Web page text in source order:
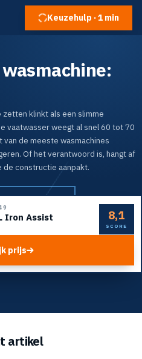
Keuzehulp · 1 min
zetten klinkt als een slimme
vaatwasser weegt al snel 60 tot 70
van de meeste wasmachines
Of het verantwoord is, hangt af
de constructie aanpakt.
keuzehulp
Iron Assist 8,1
SCORE
prijs
artikel